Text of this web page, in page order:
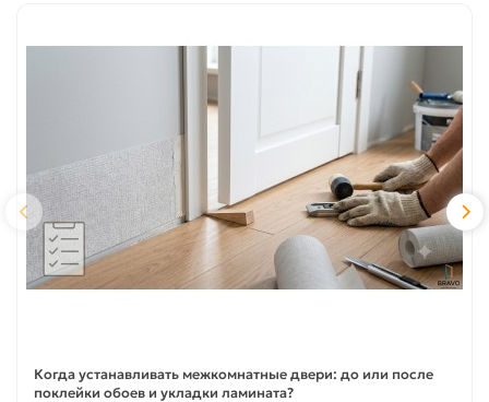
Когда устанавливать межкомнатные двери: до или после
поклейки обоев и укладки ламината?